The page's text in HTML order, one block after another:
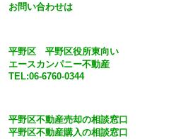
お問い合わせは
平野区 平野区役所東向い
エースカンパニー不動産
TEL:06-6760-0344
平野区不動産売却の相談窓口
平野区不動産購入の相談窓口